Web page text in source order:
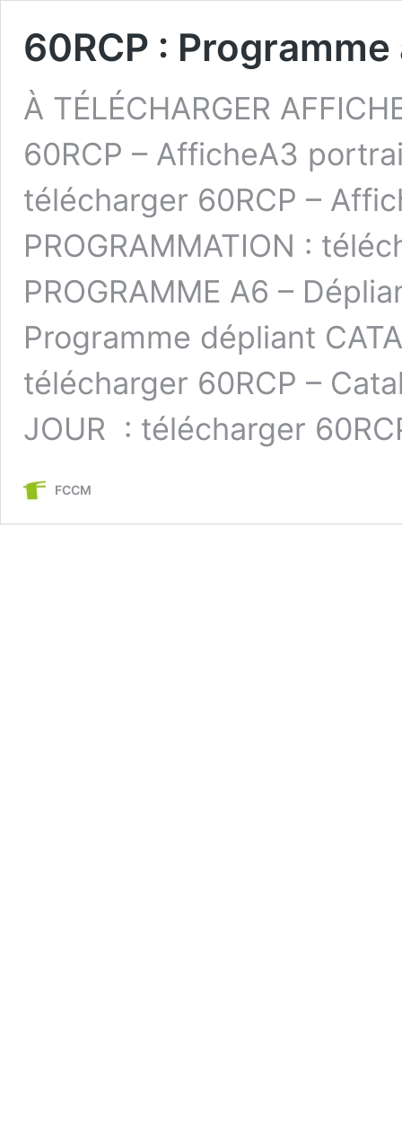
60RCP :
À TÉLÉCHARGER
60RCP – AfficheA3
télécharger 60RCP –
PROGRAMMATION :
PROGRAMME A6 –
Programme dépliant
télécharger 60RCP –
JOUR : télécharger
FCCM